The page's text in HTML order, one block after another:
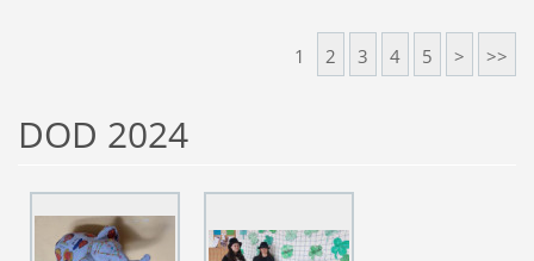
1 2 3 4 5 > >>
DOD 2024